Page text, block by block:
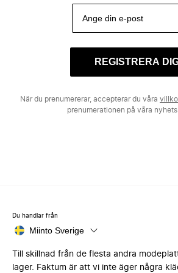
REGISTRERA
När du prenumererar, accepterar du våra
prenumerationen på våra
Du handlar från
Miinto Sverige
Till skillnad från de flesta andra
lager. Faktum är att vi inte äger några